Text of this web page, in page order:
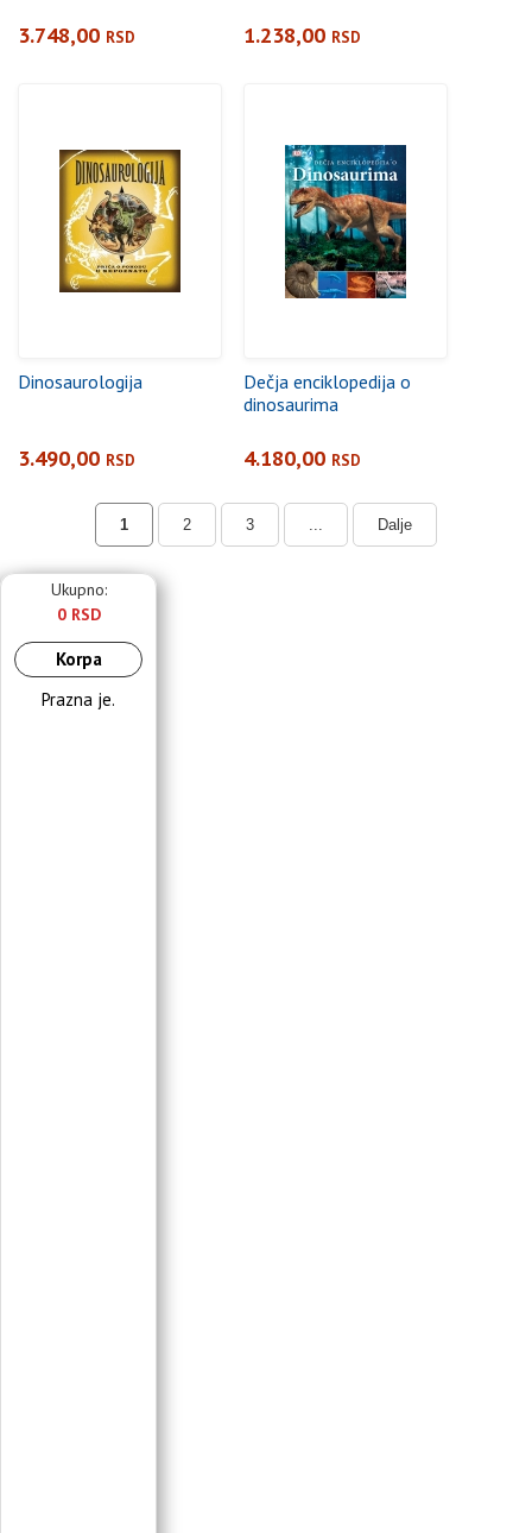
3.748,00 RSD 1.238,00 RSD
Dinosaurologija
3.490,00 RSD
Dečja enciklopedija o
dinosaurima
4.180,00 RSD
1 2 3 Dalje
Ukupno:
0 RSD
Korpa
Prazna je.